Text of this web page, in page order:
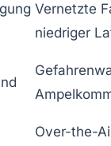
Vernetzte
niedriger
Over-the-